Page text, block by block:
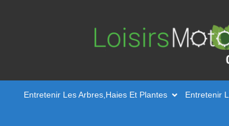
Entretenir Les Arbres,Haies Et Plantes Entretenir